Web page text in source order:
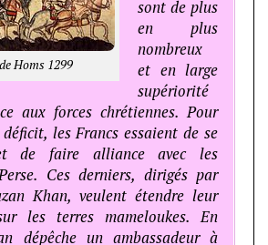
Homs 1299
sont de plus
en plus
nombreux
et en large
supériorité
aux forces chrétiennes. Pour
déficit, les Francs essaient de se
de faire alliance avec les
Ces derniers, dirigés par
Khan, veulent étendre leur
les terres mameloukes. En
dépêche un ambassadeur à